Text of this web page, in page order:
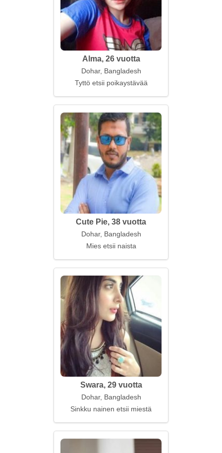
Alma, 26 vuotta
Dohar, Bangladesh
Tyttö etsii poikaystävää
Cute Pie, 38 vuotta
Dohar, Bangladesh
Mies etsii naista
Swara, 29 vuotta
Dohar, Bangladesh
Sinkku nainen etsii miestä